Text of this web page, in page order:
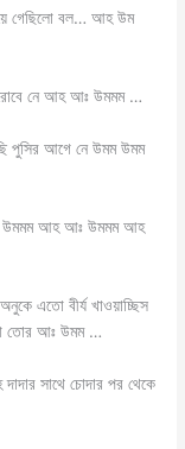
গেছিলো বল… আহ উম
নে আহ আঃ উমমম …
পুসির আগে নে উমম উমম
আহ আঃ উমমম আহ
এতো বীর্য খাওয়াচ্ছিস
তোর আঃ উমম …
সাথে চোদার পর থেকে